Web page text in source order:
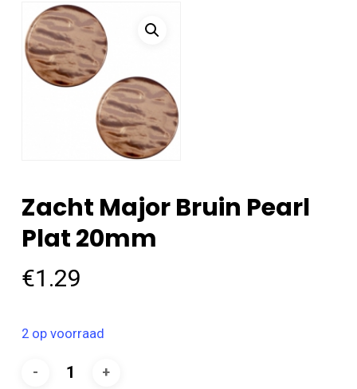
Zacht Major Bruin Pearl
Plat 20mm
€1.29
2 op voorraad